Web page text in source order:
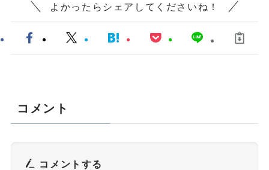
よかったらシェアしてくださいね！
コメント
コメントする